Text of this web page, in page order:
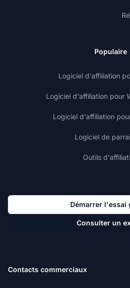
Populaire
Logiciel d'affiliation
Logiciel d'affiliation pour
Logiciel d'affiliation
Logiciel de
Outils
Démarrer l'essai
Consulter un
Contacts commerciaux